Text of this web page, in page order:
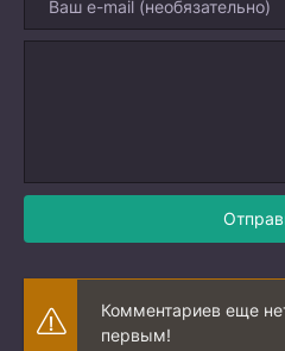
Комментариев еще
первым!